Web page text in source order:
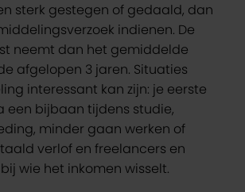
sterk gestegen of gedaald, dan
indienen. De
neemt dan het gemiddelde
afgelopen 3 jaren. Situaties
interessant kan zijn: je eerste
een bijbaan tijdens studie,
minder gaan werken of
verlof en freelancers en
wie het inkomen wisselt.